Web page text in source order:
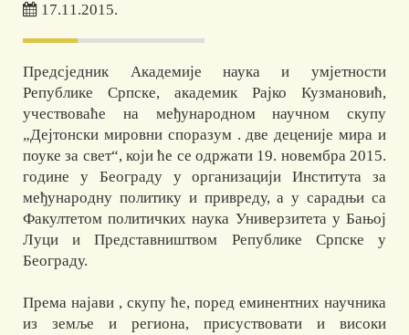
17.11.2015.
Предсједник Академије наука и умјетности
Републике Српске, академик Рајко Кузмановић,
учествоваће на међународном научном скупу
„Дејтонски мировни споразум . две деценије мира и
поуке за свет“, који ће се одржати 19. новембра 2015.
године у Београду у организацији Института за
међународну политику и привреду, а у сарадњи са
Факултетом политичких наука Универзитета у Бањој
Луци и Представништвом Републике Српске у
Београду.
Према најави , скупу ће, поред еминентних научника
из земље и региона, присуствовати и високи